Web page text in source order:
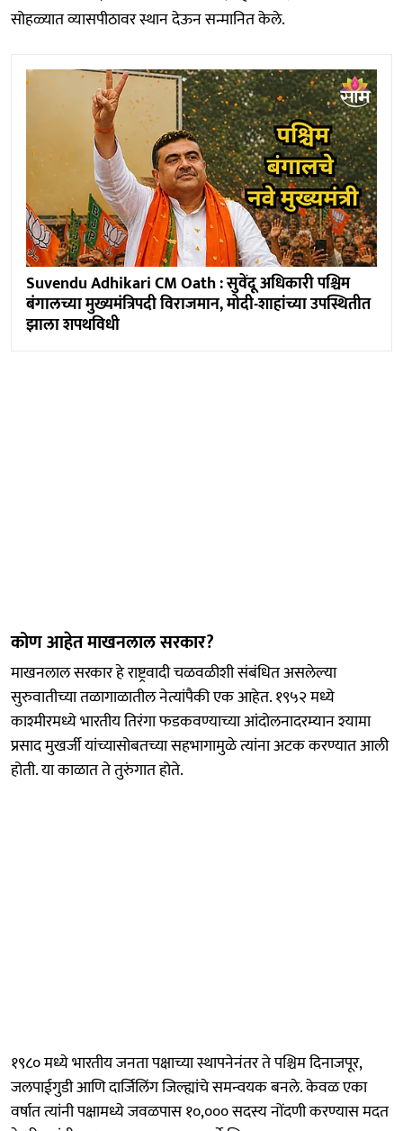
सोहळ्यात व्यासपीठावर स्थान देऊन सन्मानित केले.
Suvendu Adhikari CM Oath : सुवेंदू अधिकारी पश्चिम
बंगालच्या मुख्यमंत्रिपदी विराजमान, मोदी-शाहांच्या उपस्थितीत
झाला शपथविधी
कोण आहेत माखनलाल सरकार?
माखनलाल सरकार हे राष्ट्रवादी चळवळीशी संबंधित असलेल्या
सुरुवातीच्या तळागाळातील नेत्यांपैकी एक आहेत. १९५२ मध्ये
काश्मीरमध्ये भारतीय तिरंगा फडकवण्याच्या आंदोलनादरम्यान श्यामा
प्रसाद मुखर्जी यांच्यासोबतच्या सहभागामुळे त्यांना अटक करण्यात आली
होती. या काळात ते तुरुंगात होते.
१९८० मध्ये भारतीय जनता पक्षाच्या स्थापनेनंतर ते पश्चिम दिनाजपूर,
जलपाईगुडी आणि दार्जिलिंग जिल्ह्यांचे समन्वयक बनले. केवळ एका
वर्षात त्यांनी पक्षामध्ये जवळपास १०,००० सदस्य नोंदणी करण्यास मदत